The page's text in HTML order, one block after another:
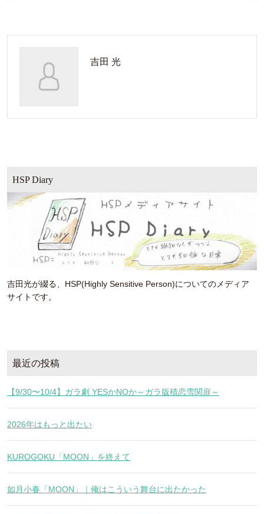
吉田 光
HSP Diary
吉田光が綴る、HSP(Highly Sensitive Person)についてのメディア
サイトです。
最近の投稿
【9/30〜10/4】ガラ劇 YESかNOか～ガラ版積恋雪関扉～
2026年はもっと出たい
KUROGOKU「MOON」を終えて
如月小春「MOON」｜俺はこういう舞台に出たかった